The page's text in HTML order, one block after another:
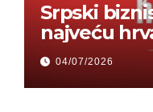
Srpski
najveću
ponos
mogu da
04/07/2026